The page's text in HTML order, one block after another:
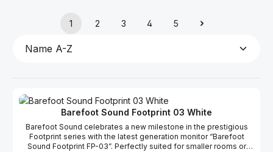
Page
1
Page
2
Page
3
Page
4
Page
5
Barefoot Sound Footprint 03 White
Barefoot Sound celebrates a new milestone in the prestigious
Footprint series with the latest generation monitor “Barefoot
Sound Footprint FP-03”. Perfectly suited for smaller rooms or